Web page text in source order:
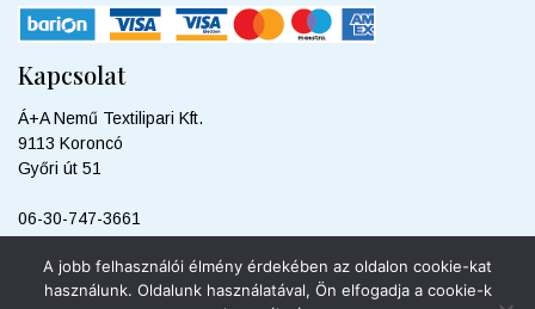
Kapcsolat
Á+A Nemű Textilipari Kft.
9113 Koroncó
Győri út 51
06-30-747-3661
A jobb felhasználói élmény érdekében az oldalon cookie-kat
használunk. Oldalunk használatával, Ön elfogadja a cookie-k